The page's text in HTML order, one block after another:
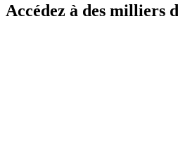
Accédez à des milliers